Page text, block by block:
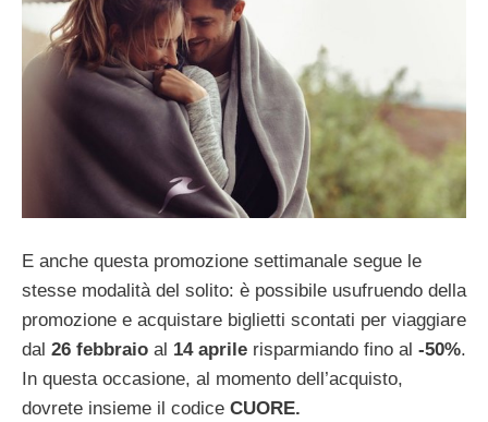
E anche questa promozione settimanale segue le
stesse modalità del solito: è possibile usufruendo della
promozione e acquistare biglietti scontati per viaggiare
dal 26 febbraio al 14 aprile risparmiando fino al -50%.
In questa occasione, al momento dell’acquisto,
dovrete insieme il codice CUORE.